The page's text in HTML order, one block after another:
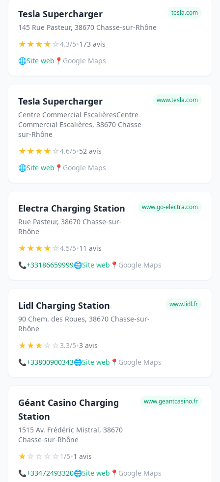
Tesla Supercharger
145 Rue Pasteur, 38670 Chasse-sur-Rhône
tesla.com
★★★★☆4.3/5•173 avis
🌐Site web 📍 Google Maps
Tesla Supercharger
Centre Commercial EscalièresCentre
Commercial Escalières, 38670 Chasse-
sur-Rhône
www.tesla.com
★★★★☆4.6/5•52 avis
🌐Site web 📍 Google Maps
Electra Charging Station
Rue Pasteur, 38670 Chasse-sur-
Rhône
www.go-electra.com
★★★★☆4.5/5•11 avis
📞+33186659999🌐Site web 📍 Google Maps
Lidl Charging Station
90 Chem. des Roues, 38670 Chasse-sur-
Rhône
www.lidl.fr
★★★☆☆3.3/5•3 avis
📞+33800900343🌐Site web 📍 Google Maps
Géant Casino Charging
Station
1515 Av. Frédéric Mistral, 38670
Chasse-sur-Rhône
www.geantcasino.fr
★☆☆☆☆1/5•1 avis
📞+33472493320🌐Site web 📍 Google Maps